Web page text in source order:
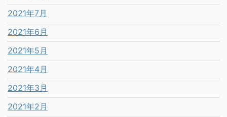
2021年7月
2021年6月
2021年5月
2021年4月
2021年3月
2021年2月